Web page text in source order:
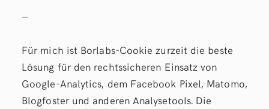
—
Für mich ist Borlabs-Cookie zurzeit die beste
Lösung für den rechtssicheren Einsatz von
Google-Analytics, dem Facebook Pixel, Matomo,
Blogfoster und anderen Analysetools. Die